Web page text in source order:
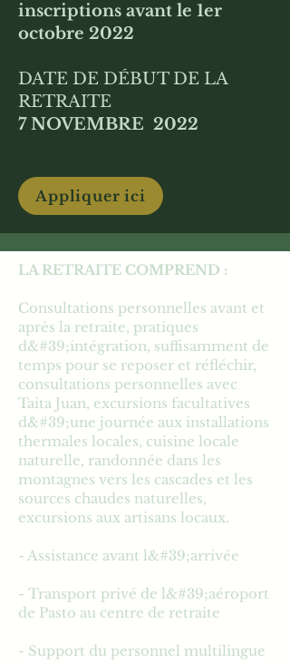
inscriptions avant le 1er
octobre 2022
DATE DE DÉBUT DE LA
RETRAITE
7 NOVEMBRE 2022
Appliquer ici
LA RETRAITE COMPREND :
Consultations personnelles avant et
après la retraite, pratiques
d&#39;intégration, suffisamment de
temps pour se reposer et réfléchir,
consultations personnelles avec
Taita Juan, excursions facultatives
d&#39;une journée aux installations
thermales locales, cuisine locale
naturelle, randonnée dans les
montagnes vers les cascades et les
sources chaudes naturelles,
excursions aux artisans locaux.
- Assistance avant l&#39;arrivée
- Transport privé de l&#39;aéroport
de Pasto au centre de retraite
- Support du personnel multilingue